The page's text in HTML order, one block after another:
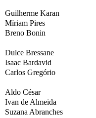
Guilherme Karan
Míriam Pires
Breno Bonin
Dulce Bressane
Isaac Bardavid
Carlos Gregório
Aldo César
Ivan de Almeida
Suzana Abranches